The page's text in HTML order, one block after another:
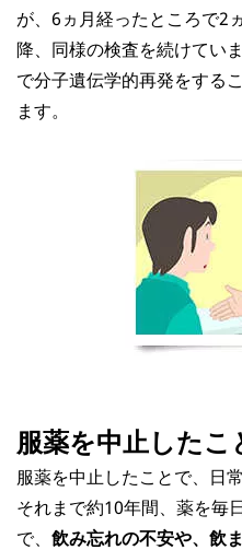
が、6ヵ月経ったところで2
降、同様の検査を続けてい
で分子遺伝学的再発をする
ます。
服薬を中止した
服薬を中止したことで、日
それまで約10年間、薬を毎
で、 飲み忘れの不安や、飲